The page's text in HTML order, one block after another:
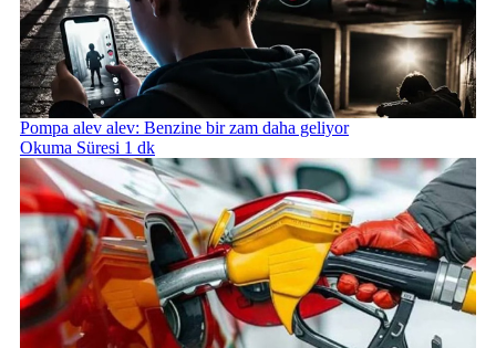
Pompa alev alev: Benzine bir zam daha geliyor
Okuma Süresi 1 dk